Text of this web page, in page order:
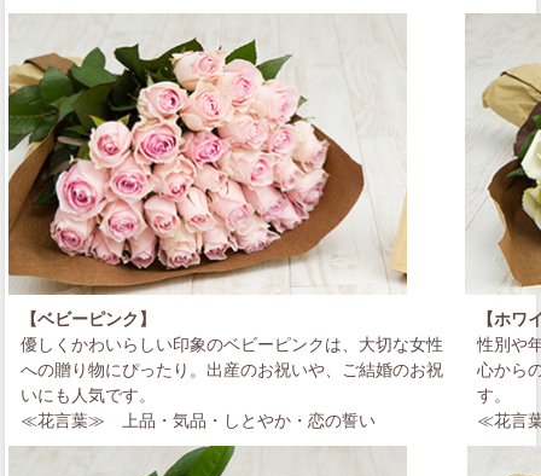
【ベビーピンク】
優しくかわいらしい印象のベビーピンクは、大切な女性
への贈り物にぴったり。出産のお祝いや、ご結婚のお祝
いにも人気です。
≪花言葉≫
上品・気品・しとやか・恋の誓い
【ホワ
性別や
心から
す。
≪花言